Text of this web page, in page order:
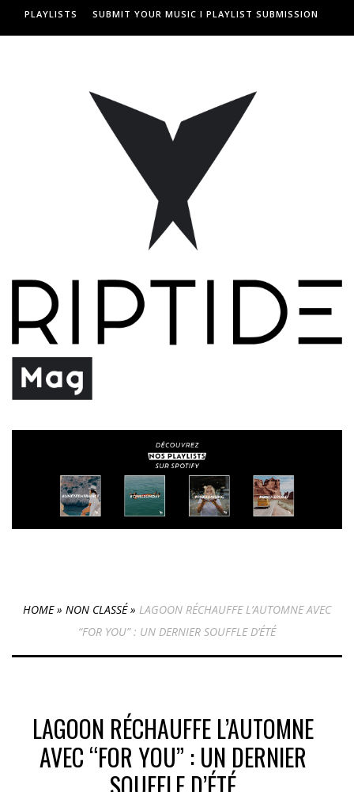
PLAYLISTS SUBMIT YOUR MUSIC I PLAYLIST SUBMISSION
HOME» NON CLASSÉ» LAGOON RÉCHAUFFE L’AUTOMNE AVEC
“FOR YOU” : UN DERNIER SOUFFLE D’ÉTÉ
LAGOON RÉCHAUFFE L’AUTOMNE
AVEC “FOR YOU” : UN DERNIER